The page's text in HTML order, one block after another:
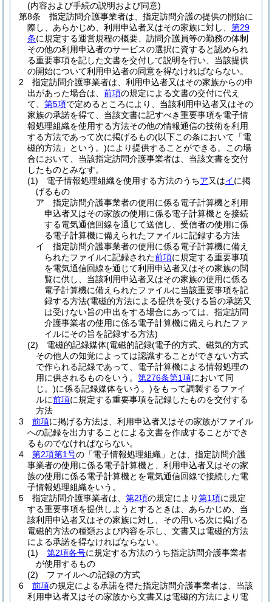
(内容および手続の説明および同意)
第8条
指定訪問介護事業者は、指定訪問介護の提供の開始に
際し、あらかじめ、利用申込者又はその家族に対し、 第29
条に規定する運営規程の概要、訪問介護員等の勤務の体制
その他の利用申込者のサービスの選択に資すると認められ
る重要事項を記した文書を交付して説明を行い、当該提供
の開始について利用申込者の同意を得なければならない。
2
指定訪問介護事業者は、利用申込者又はその家族からの申
出があった場合は、 前項の規定による文書の交付に代え
て、 第5項で定めるところにより、当該利用申込者又はその
家族の承諾を得て、当該文書に記すべき重要事項を電子情
報処理組織を使用する方法その他の情報通信の技術を利用
する方法であって次に掲げるもの(以下この条において「電
磁的方法」という。)により提供することができる。
この場
合において、当該指定訪問介護事業者は、当該文書を交付
したものとみなす。
(1)
電子情報処理組織を使用する方法のうちア又はイに掲
げるもの
ア
指定訪問介護事業者の使用に係る電子計算機と利用
申込者又はその家族の使用に係る電子計算機とを接続
する電気通信回線を通じて送信し、受信者の使用に係
る電子計算機に備えられたファイルに記録する方法
イ
指定訪問介護事業者の使用に係る電子計算機に備え
られたファイルに記録された前項に規定する重要事項
を電気通信回線を通じて利用申込者又はその家族の閲
覧に供し、当該利用申込者又はその家族の使用に係る
電子計算機に備えられたファイルに当該重要事項を記
録する方法(電磁的方法による提供を受ける旨の承諾又
は受けない旨の申出をする場合にあっては、指定訪問
介護事業者の使用に係る電子計算機に備えられたファ
イルにその旨を記録する方法)
(2)
電磁的記録媒体(電磁的記録(電子的方式、磁気的方式
その他人の知覚によっては認識することができない方式
で作られる記録であって、電子計算機による情報処理の
用に供されるものをいう。 第276条第1項において同
じ。)に係る記録媒体をいう。)をもって調製するファイ
ルに前項に規定する重要事項を記録したものを交付する
方法
3
前項に掲げる方法は、利用申込者又はその家族がファイル
への記録を出力することによる文書を作成することができ
るものでなければならない。
4
第2項第1号の「電子情報処理組織」とは、指定訪問介護
事業者の使用に係る電子計算機と、利用申込者又はその家
族の使用に係る電子計算機とを電気通信回線で接続した電
子情報処理組織をいう。
5
指定訪問介護事業者は、 第2項の規定により第1項に規定
する重要事項を提供しようとするときは、あらかじめ、当
該利用申込者又はその家族に対し、その用いる次に掲げる
電磁的方法の種類および内容を示し、文書又は電磁的方法
による承諾を得なければならない。
(1)
第2項各号に規定する方法のうち指定訪問介護事業者
が使用するもの
(2)
ファイルへの記録の方式
6
前項の規定による承諾を得た指定訪問介護事業者は、当該
利用申込者又はその家族から文書又は電磁的方法により電